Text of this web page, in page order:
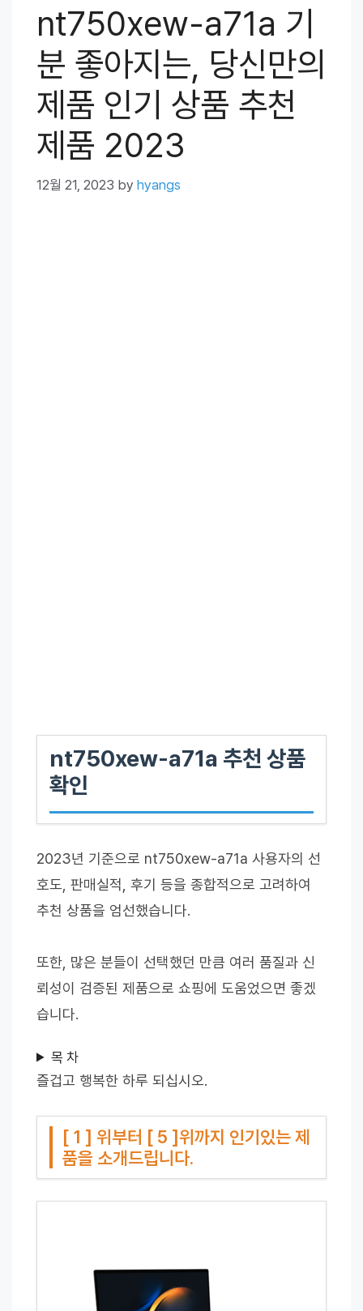
nt750xew-a71a 기
분 좋아지는, 당신만의
제품 인기 상품 추천
제품 2023
12월 21, 2023 by hyangs
nt750xew-a71a 추천 상품
확인
2023년 기준으로 nt750xew-a71a 사용자의 선
호도, 판매실적, 후기 등을 종합적으로 고려하여
추천 상품을 엄선했습니다.
또한, 많은 분들이 선택했던 만큼 여러 품질과 신
뢰성이 검증된 제품으로 쇼핑에 도움었으면 좋겠
습니다.
목 차
즐겁고 행복한 하루 되십시오.
[ 1 ] 위부터 [ 5 ]위까지 인기있는 제
품을 소개드립니다.